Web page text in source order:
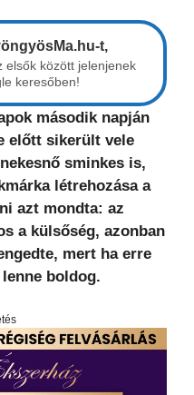
t,
elsők között jelenjenek
keresőben!
második napján
előtt sikerült vele
sminkes is,
létrehozása a
azt mondta: az
a külsőség, azonban
mert ha erre
boldog.